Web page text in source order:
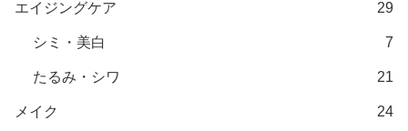
エイジングケア 29
シミ・美白 7
たるみ・シワ 21
メイク 24